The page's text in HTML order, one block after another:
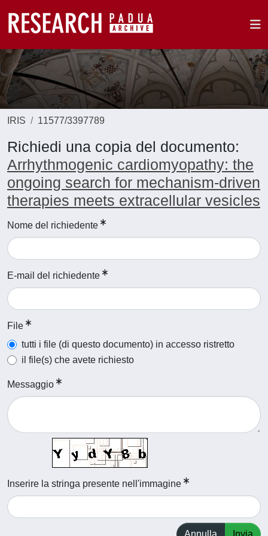
IRIS 11577/3397789
Richiedi una copia del documento:
Arrhythmogenic cardiomyopathy: the
ongoing search for mechanism-driven
therapies meets extracellular vesicles
Nome del richiedente
E-mail del richiedente
File
tutti i file (di questo documento) in accesso ristretto
il file(s) che avete richiesto
Messaggio
Inserire la stringa presente nell'immagine
Annulla Invia